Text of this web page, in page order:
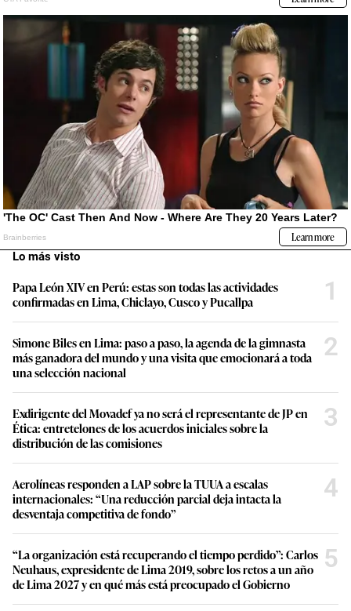
Lo más visto
Papa León XIV en Perú: estas son todas las actividades
confirmadas en Lima, Chiclayo, Cusco y Pucallpa
1
Simone Biles en Lima: paso a paso, la agenda de la gimnasta
más ganadora del mundo y una visita que emocionará a toda
una selección nacional
2
Exdirigente del Movadef ya no será el representante de JP en
Ética: entretelones de los acuerdos iniciales sobre la
distribución de las comisiones
3
Aerolíneas responden a LAP sobre la TUUA a escalas
internacionales: “Una reducción parcial deja intacta la
desventaja competitiva de fondo”
4
“La organización está recuperando el tiempo perdido”: Carlos
Neuhaus, expresidente de Lima 2019, sobre los retos a un año
de Lima 2027 y en qué más está preocupado el Gobierno
5